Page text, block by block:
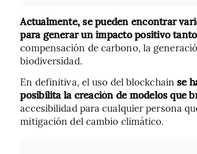
Actualmente, se pueden encontrar
para generar un impacto positivo
compensación de carbono, la
biodiversidad.
En definitiva, el uso del blockchain se
posibilita la creación de modelos que
accesibilidad para cualquier persona
mitigación del cambio climático.